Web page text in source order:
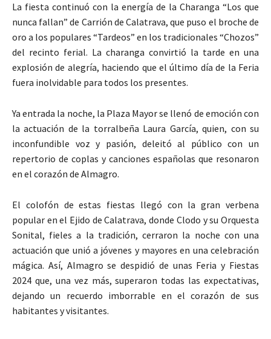
La fiesta continuó con la energía de la Charanga “Los que
nunca fallan” de Carrión de Calatrava, que puso el broche de
oro a los populares “Tardeos” en los tradicionales “Chozos”
del recinto ferial. La charanga convirtió la tarde en una
explosión de alegría, haciendo que el último día de la Feria
fuera inolvidable para todos los presentes.
Ya entrada la noche, la Plaza Mayor se llenó de emoción con
la actuación de la torralbeña Laura García, quien, con su
inconfundible voz y pasión, deleitó al público con un
repertorio de coplas y canciones españolas que resonaron
en el corazón de Almagro.
El colofón de estas fiestas llegó con la gran verbena
popular en el Ejido de Calatrava, donde Clodo y su Orquesta
Sonital, fieles a la tradición, cerraron la noche con una
actuación que unió a jóvenes y mayores en una celebración
mágica. Así, Almagro se despidió de unas Feria y Fiestas
2024 que, una vez más, superaron todas las expectativas,
dejando un recuerdo imborrable en el corazón de sus
habitantes y visitantes.